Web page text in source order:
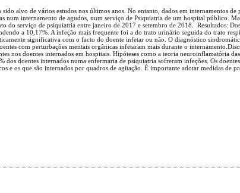
alvo de vários estudos nos últimos anos. No entanto, dados em internamentos de
num internamento de agudos, num serviço de Psiquiatria de um hospital público.
do serviço de psiquiatria entre janeiro de 2017 e setembro de 2018. Resultados:
a 10,17%. A infeção mais frequente foi a do trato urinário seguida do trato
significativa com o facto do doente infetar ou não. O diagnóstico
com perturbações mentais orgânicas infetaram mais durante o
nos doentes internados em hospitais. Hipóteses como a teoria neuroinflamatória
dos doentes internados numa enfermaria de psiquiatria sofreram infeções. Os
e os que são internados por quadros de agitação. É importante adotar medidas de